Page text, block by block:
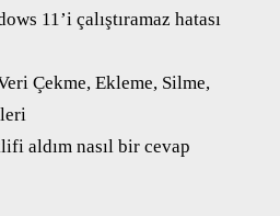
11’i çalıştıramaz hatası
Çekme, Ekleme, Silme,
aldım nasıl bir cevap